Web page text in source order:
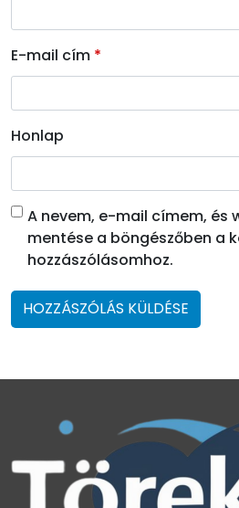
E-mail cím *
Honlap
A nevem, e-mail címem, és
mentése a böngészőben a
hozzászólásomhoz.